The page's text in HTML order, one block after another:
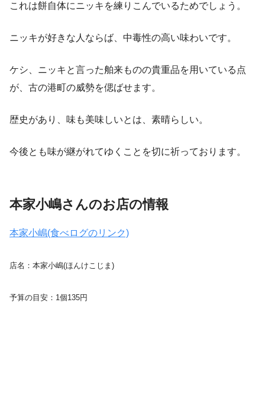
これは餅自体にニッキを練りこんでいるためでしょう。
ニッキが好きな人ならば、中毒性の高い味わいです。
ケシ、ニッキと言った舶来ものの貴重品を用いている点
が、古の港町の威勢を偲ばせます。
歴史があり、味も美味しいとは、素晴らしい。
今後とも味が継がれてゆくことを切に祈っております。
本家小嶋さんのお店の情報
本家小嶋(食べログのリンク)
店名：本家小嶋(ほんけこじま)
予算の目安：1個135円